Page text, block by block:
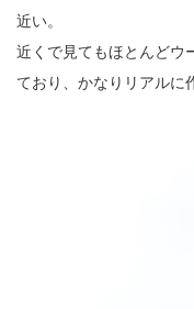
近い。
近くで見てもほとんどウ
ており、かなりリアルに